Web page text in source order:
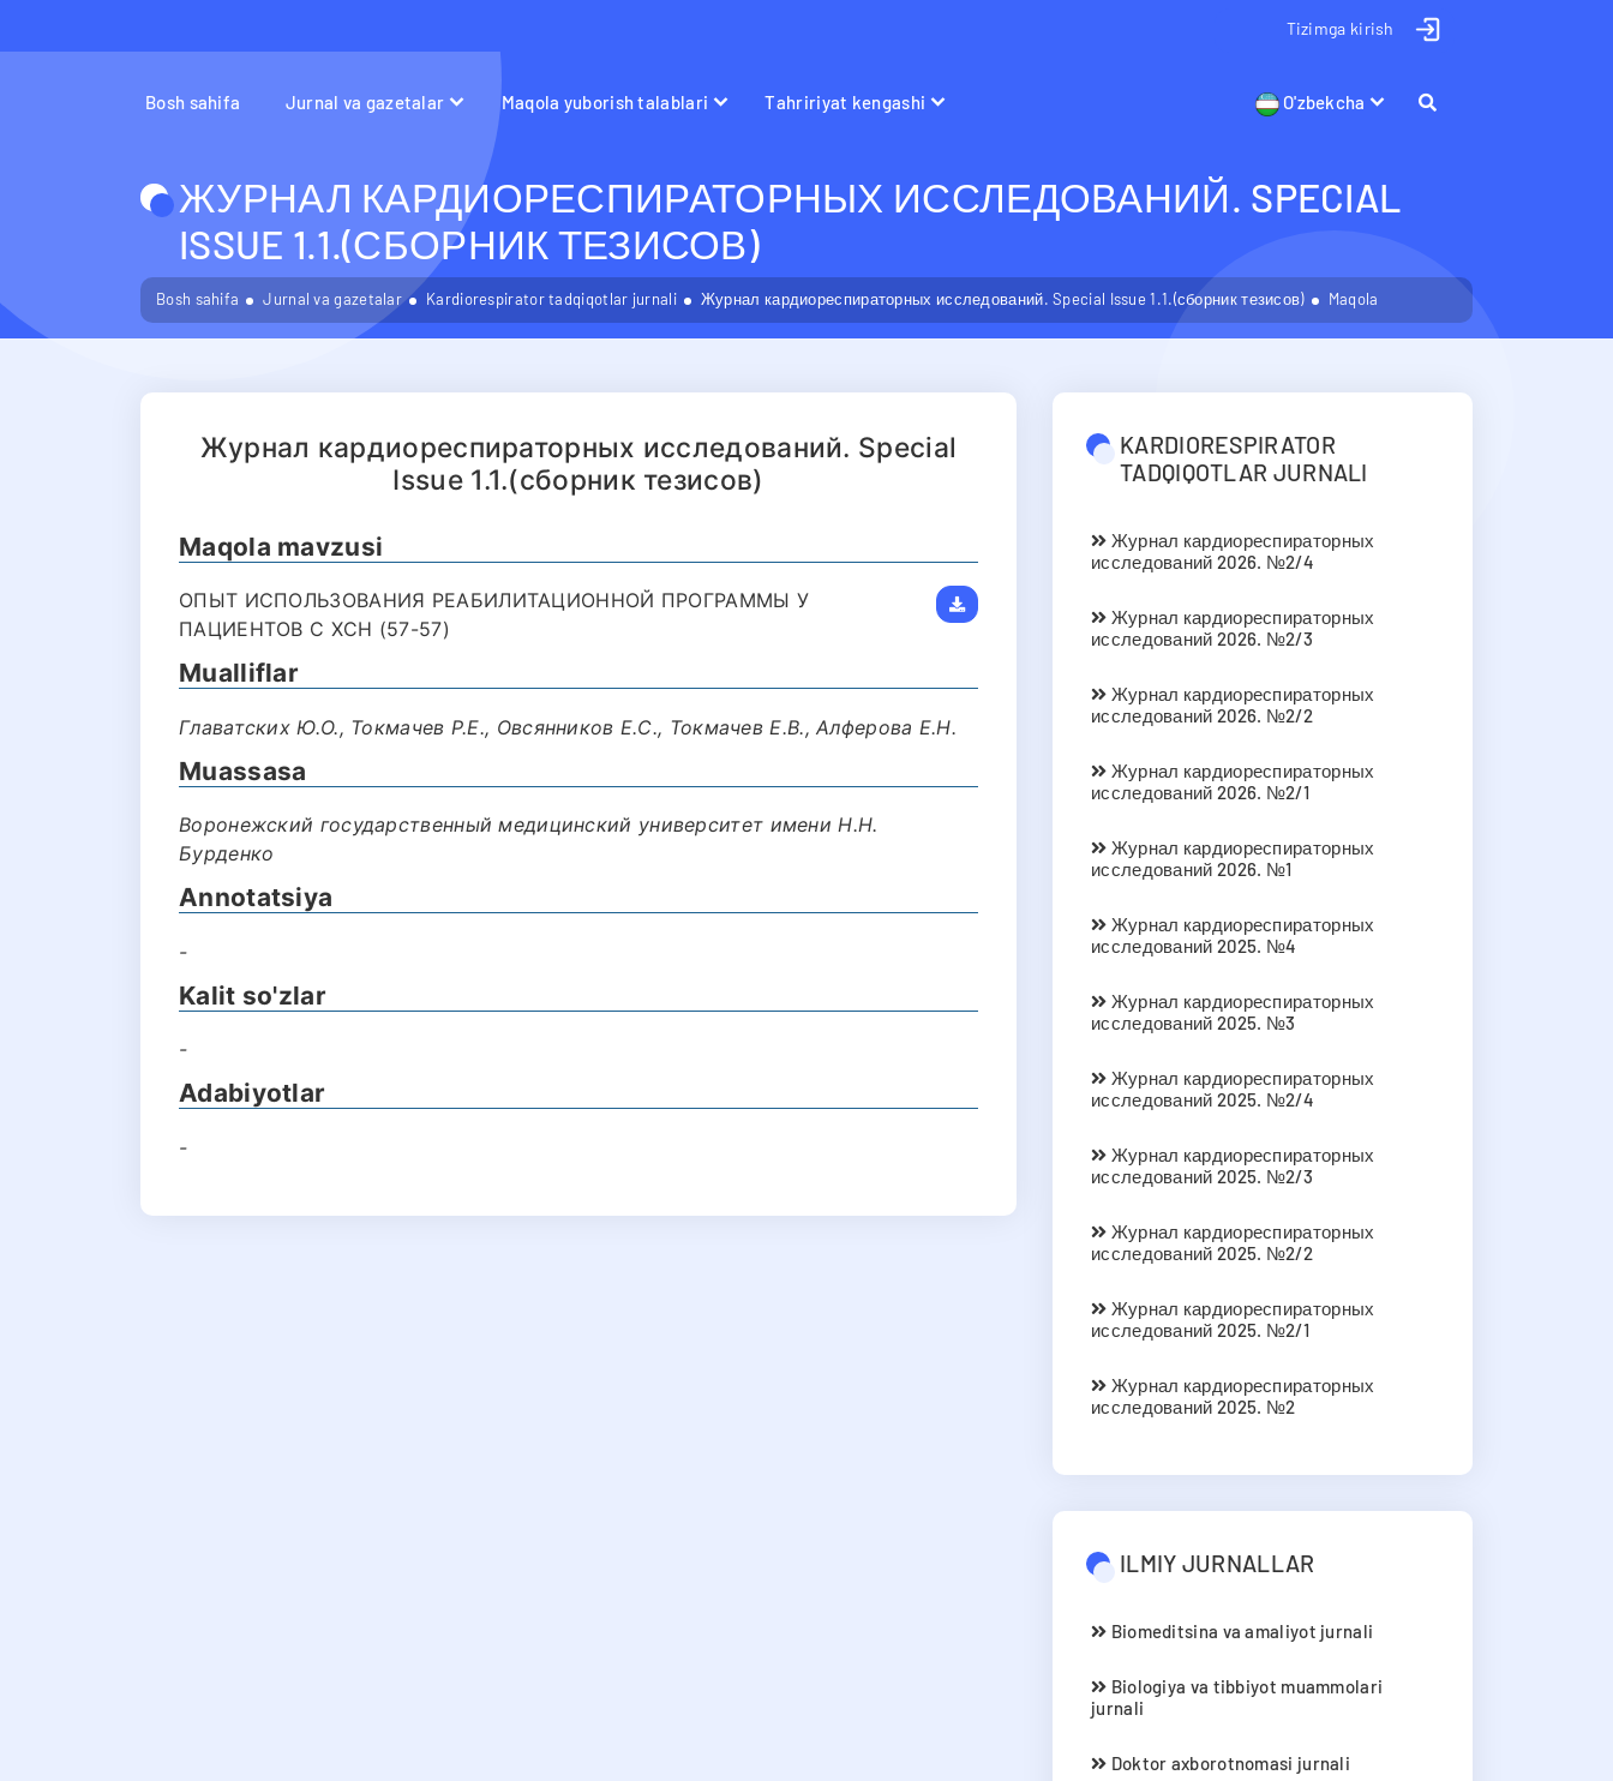
Tizimga kirish
Bosh sahifa Jurnal va gazetalar Maqola yuborish talablari Tahririyat kengashi O'zbekcha
ЖУРНАЛ КАРДИОРЕСПИРАТОРНЫХ ИССЛЕДОВАНИЙ. SPECIAL
ISSUE 1.1.(СБОРНИК ТЕЗИСОВ)
Bosh sahifa Jurnal va gazetalar Kardiorespirator tadqiqotlar jurnali Журнал кардиореспираторных исследований. Special Issue 1.1.(сборник тезисов) Maqola
Журнал кардиореспираторных исследований. Special
Issue 1.1.(сборник тезисов)
Maqola mavzusi
ОПЫТ ИСПОЛЬЗОВАНИЯ РЕАБИЛИТАЦИОННОЙ ПРОГРАММЫ У
ПАЦИЕНТОВ С ХСН (57-57)
Mualliflar
Главатских Ю.О., Токмачев Р.Е., Овсянников Е.С., Токмачев Е.В., Алферова Е.Н.
Muassasa
Воронежский государственный медицинский университет имени Н.Н.
Бурденко
Annotatsiya
-
Kalit so'zlar
-
Adabiyotlar
-
KARDIORESPIRATOR
TADQIQOTLAR JURNALI
Журнал кардиореспираторных
исследований 2026. №2/4
Журнал кардиореспираторных
исследований 2026. №2/3
Журнал кардиореспираторных
исследований 2026. №2/2
Журнал кардиореспираторных
исследований 2026. №2/1
Журнал кардиореспираторных
исследований 2026. №1
Журнал кардиореспираторных
исследований 2025. №4
Журнал кардиореспираторных
исследований 2025. №3
Журнал кардиореспираторных
исследований 2025. №2/4
Журнал кардиореспираторных
исследований 2025. №2/3
Журнал кардиореспираторных
исследований 2025. №2/2
Журнал кардиореспираторных
исследований 2025. №2/1
Журнал кардиореспираторных
исследований 2025. №2
ILMIY JURNALLAR
Biomeditsina va amaliyot jurnali
Biologiya va tibbiyot muammolari
jurnali
Doktor axborotnomasi jurnali